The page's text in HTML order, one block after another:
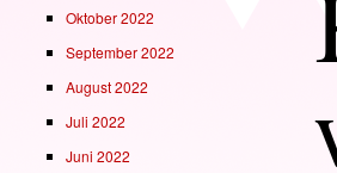
Oktober 2022
September 2022
August 2022
Juli 2022
Juni 2022